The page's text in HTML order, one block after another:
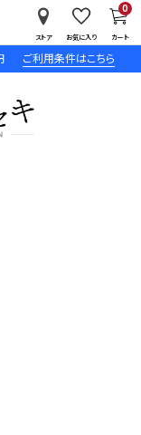
ご利用条件はこちら
ストア お気に入り カート
0